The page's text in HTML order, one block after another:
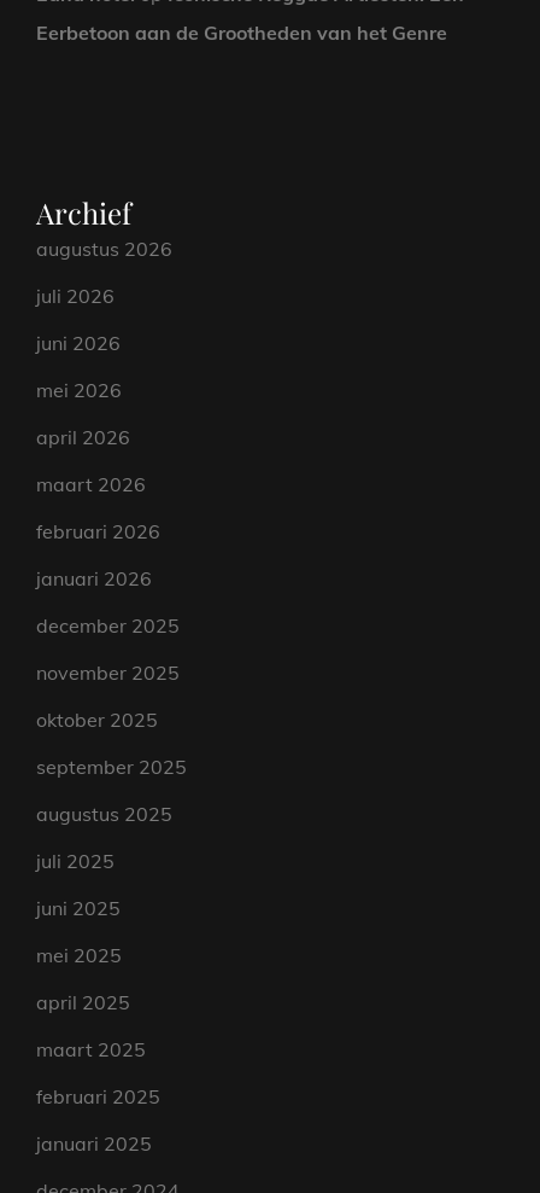
Eerbetoon aan de Grootheden van het Genre
Archief
augustus 2026
juli 2026
juni 2026
mei 2026
april 2026
maart 2026
februari 2026
januari 2026
december 2025
november 2025
oktober 2025
september 2025
augustus 2025
juli 2025
juni 2025
mei 2025
april 2025
maart 2025
februari 2025
januari 2025